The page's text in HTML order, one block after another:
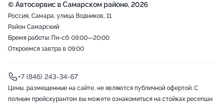
© Автосервис в Самарском районе, 2026
Россия, Самара, улица Водников, 11
Район Самарский
Время работы: Пн-сб: 09:00—20:00
Откроемся завтра в 09:00
+7 (846) 243-34-67
Цены, размещенные на сайте, не являются публичной офертой. С
полным прейскурантом вы можете ознакомиться на стойках ресепшн